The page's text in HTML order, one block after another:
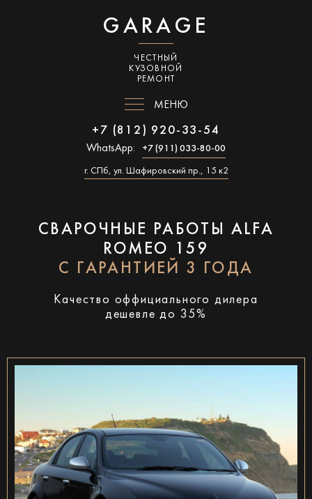
GARAGE
ЧЕСТНЫЙ
КУЗОВНОЙ
РЕМОНТ
МЕНЮ
+7 (812) 920-33-54
WhatsApp: +7 (911) 033-80-00
г. СПб, ул. Шафировский пр., 15 к2
СВАРОЧНЫЕ РАБОТЫ ALFA
ROMEO 159
С ГАРАНТИЕЙ 3 ГОДА
Качество оффициального дилера
дешевле до 35%